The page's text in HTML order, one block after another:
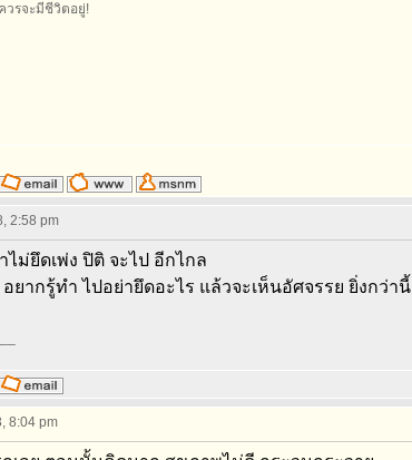
วรจะมีชีวิตอยู่!
2:58 pm
ม่ยึดเพ่ง ปิติ จะไป อีกไกล
ยากรู้ทำ ไปอย่ายึดอะไร แล้วจะเห็นอัศจรรย ยิ่งกว่านี้
8:04 pm